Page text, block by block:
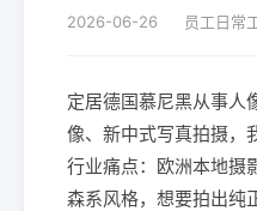
2026-06-26 员工日常
定居德国慕尼黑从事人
像、新中式写真拍摄，
行业痛点：欧洲本地摄
森系风格，想要拍出纯